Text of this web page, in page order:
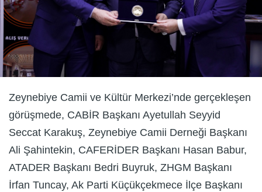
Zeynebiye Camii ve Kültür Merkezi’nde gerçekleşen
görüşmede, CABİR Başkanı Ayetullah Seyyid
Seccat Karakuş, Zeynebiye Camii Derneği Başkanı
Ali Şahintekin, CAFERİDER Başkanı Hasan Babur,
ATADER Başkanı Bedri Buyruk, ZHGM Başkanı
İrfan Tuncay, Ak Parti Küçükçekmece İlçe Başkanı